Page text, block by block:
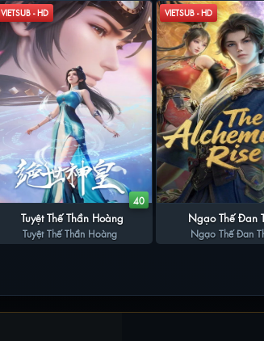
VIETSUB - HD
40
Tuyệt Thế Thần Hoàng
Tuyệt Thế Thần Hoàng
VIETSUB - HD
Ngạo Thế Đan
Ngạo Thế Đan